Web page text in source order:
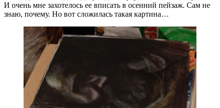
И очень мне захотелось ее вписать в осенний пейзаж. Сам не
знаю, почему. Но вот сложилась такая картина…